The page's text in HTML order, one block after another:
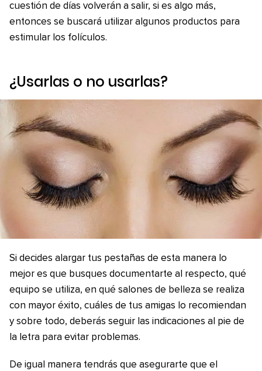
cuestión de días volverán a salir, si es algo más,
entonces se buscará utilizar algunos productos para
estimular los folículos.
¿Usarlas o no usarlas?
Si decides alargar tus pestañas de esta manera lo
mejor es que busques documentarte al respecto, qué
equipo se utiliza, en qué salones de belleza se realiza
con mayor éxito, cuáles de tus amigas lo recomiendan
y sobre todo, deberás seguir las indicaciones al pie de
la letra para evitar problemas.
De igual manera tendrás que asegurarte que el